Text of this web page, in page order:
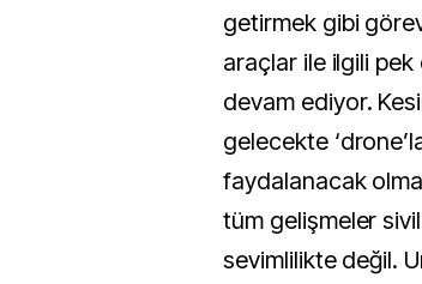
getirmek gibi
araçlar ile ilgili
devam ediyor.
gelecekte
faydalanacak
tüm gelişmeler
sevimlilikte değil.